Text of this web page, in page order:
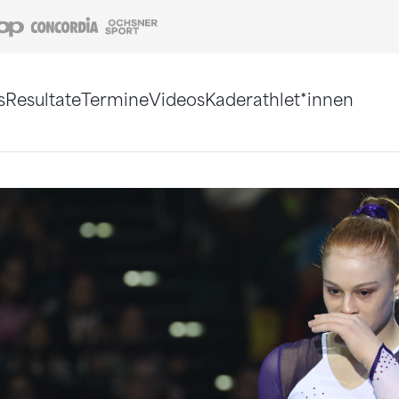
Coop Concordia
ResultateTermineVideosKaderathlet*innen